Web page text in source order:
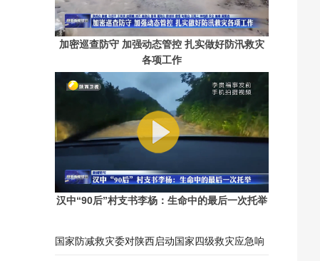
加密巡查防守 加强动态管控 扎实做好防汛救灾
各项工作
汉中“90后”村支书李杨：生命中的最后一次托举
国家防减救灾委对陕西启动国家四级救灾应急响